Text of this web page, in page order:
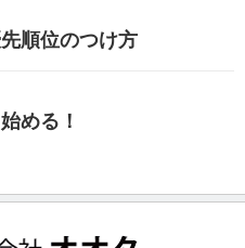
順位のつけ方
める！